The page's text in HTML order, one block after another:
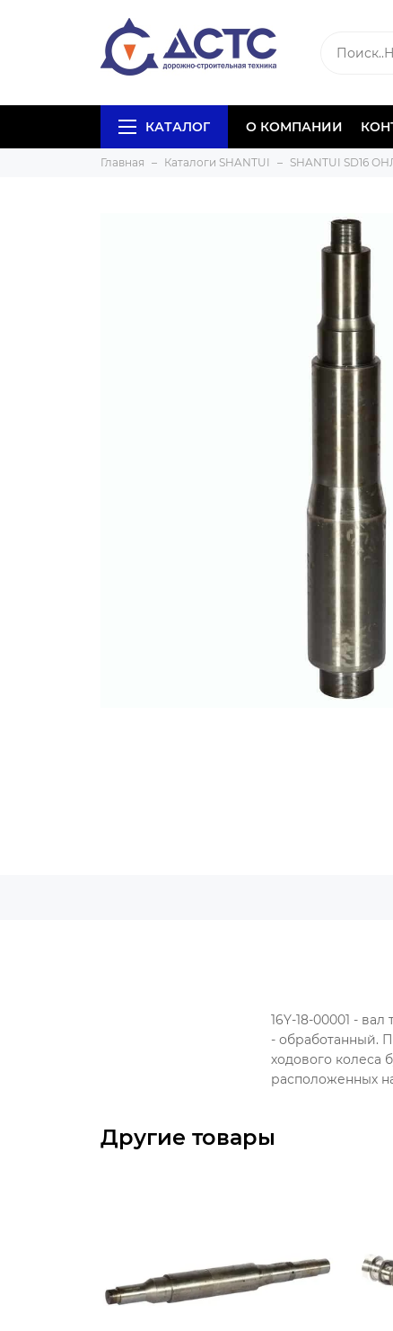
КАТАЛОГ О КОМПАНИИ
Главная Каталоги SHANTUI SHANTUI SD16
16Y-18-00001 -
- обработанный.
ходового колеса
расположенных
Другие товары